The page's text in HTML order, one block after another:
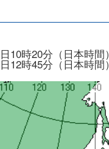
10時20分（日本時間）
12時45分（日本時間）